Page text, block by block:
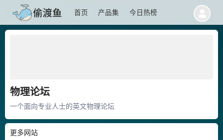
首页 产品集 今日热榜
物理论坛
一个面向专业人士的英文物理论坛
更多网站